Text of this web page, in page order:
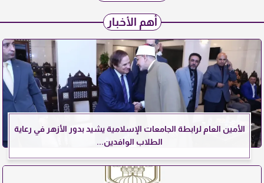
أهم الأخبار
الأمين العام لرابطة الجامعات الإسلامية يشيد بدور الأزهر في رعاية
الطلاب الوافدين...